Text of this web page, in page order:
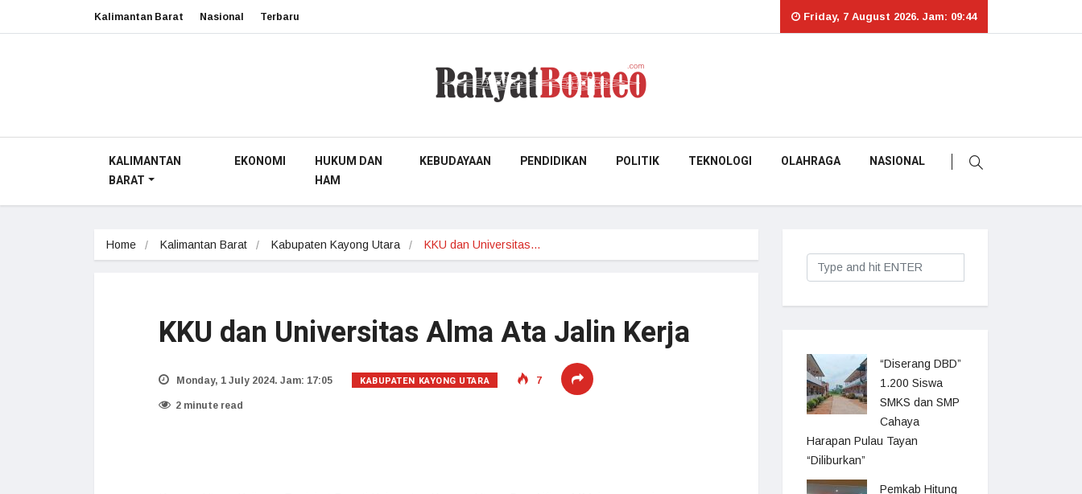
Kalimantan Barat Nasional Terbaru Friday, 7 August 2026. Jam: 09:44
KALIMANTAN
BARAT
EKONOMI
HUKUM DAN
HAM
KEBUDAYAAN PENDIDIKAN POLITIK TEKNOLOGI OLAHRAGA NASIONAL
Home Kalimantan Barat Kabupaten Kayong Utara KKU dan Universitas…
KKU dan Universitas Alma Ata Jalin Kerja
Monday, 1 July 2024. Jam: 17:05 KABUPATEN KAYONG UTARA 7
2 minute read
“Diserang DBD”
1.200 Siswa
SMKS dan SMP
Cahaya
Harapan Pulau Tayan
“Diliburkan”
Pemkab Hitung